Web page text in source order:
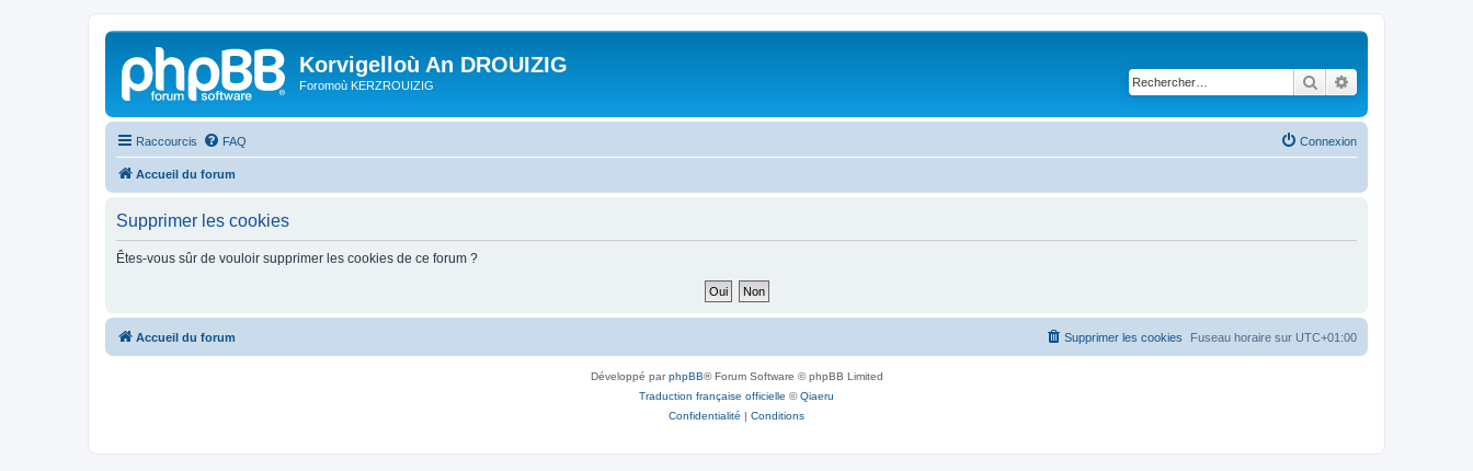
Korvigelloù An DROUIZIG
Foromoù KERZROUIZIG Rechercher
Raccourcis FAQ Connexion
Accueil du forum
Supprimer les cookies
Êtes-vous sûr de vouloir supprimer les cookies de ce forum ?
Accueil du forum Fuseau horaire sur UTC+01:00
Supprimer les cookies
Développé parphpBB® Forum Software © phpBB Limited
Traduction française officielle ©Qiaeru
Confidentialité | Conditions